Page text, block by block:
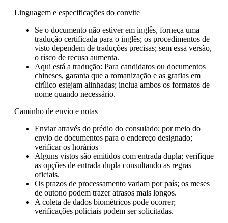
Linguagem e especificações do convite
Se o documento não estiver em inglês, forneça uma
tradução certificada para o inglês; os procedimentos de
visto dependem de traduções precisas; sem essa versão,
o risco de recusa aumenta.
Aqui está a tradução: Para candidatos ou documentos
chineses, garanta que a romanização e as grafias em
cirílico estejam alinhadas; inclua ambos os formatos de
nome quando necessário.
Caminho de envio e notas
Enviar através do prédio do consulado; por meio do
envio de documentos para o endereço designado;
verificar os horários
Alguns vistos são emitidos com entrada dupla; verifique
as opções de entrada dupla consultando as regras
oficiais.
Os prazos de processamento variam por país; os meses
de outono podem trazer atrasos mais longos.
A coleta de dados biométricos pode ocorrer;
verificações policiais podem ser solicitadas.